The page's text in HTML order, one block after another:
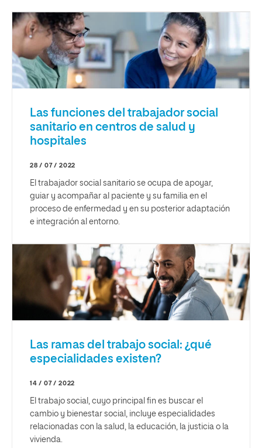
Las funciones del trabajador social
sanitario en centros de salud y
hospitales
28 / 07 / 2022
El trabajador social sanitario se ocupa de apoyar,
guiar y acompañar al paciente y su familia en el
proceso de enfermedad y en su posterior adaptación
e integración al entorno.
Las ramas del trabajo social: ¿qué
especialidades existen?
14 / 07 / 2022
El trabajo social, cuyo principal fin es buscar el
cambio y bienestar social, incluye especialidades
relacionadas con la salud, la educación, la justicia o la
vivienda.